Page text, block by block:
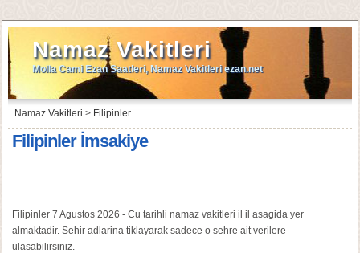
Namaz Vakitleri
Molla Cami Ezan Saatleri, Namaz Vakitleri ezan.net
Namaz Vakitleri > Filipinler
Filipinler İmsakiye
Filipinler 7 Agustos 2026 - Cu tarihli namaz vakitleri il il asagida yer
almaktadir. Sehir adlarina tiklayarak sadece o sehre ait verilere
ulasabilirsiniz.